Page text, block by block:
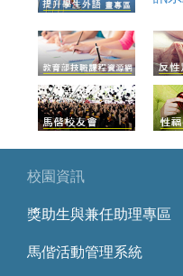
校園資訊
獎助生與兼任助理專區
馬偕活動管理系統